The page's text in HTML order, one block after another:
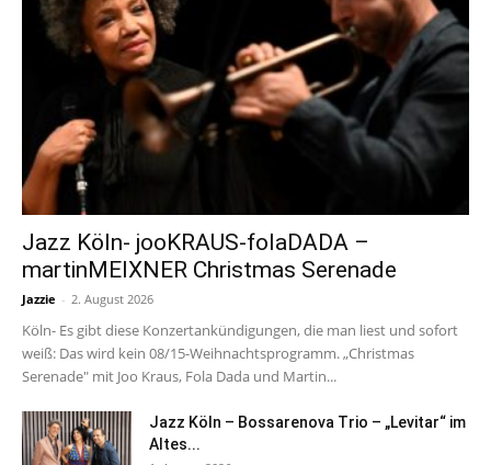
Jazz Köln- jooKRAUS-folaDADA –
martinMEIXNER Christmas Serenade
Jazzie - 2. August 2026
Köln- Es gibt diese Konzertankündigungen, die man liest und sofort
weiß: Das wird kein 08/15-Weihnachtsprogramm. „Christmas
Serenade" mit Joo Kraus, Fola Dada und Martin...
Jazz Köln – Bossarenova Trio – „Levitar“ im
Altes...